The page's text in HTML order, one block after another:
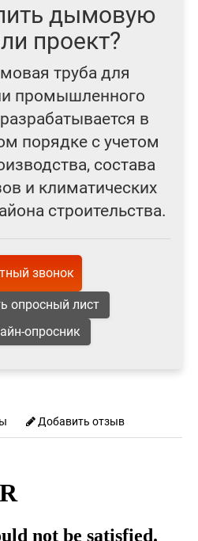
дымовую
проект?
труба для
промышленного
в
порядке с учетом
состава
и климатических
строительства.
звонок
опросный лист
опросник
Добавить отзыв